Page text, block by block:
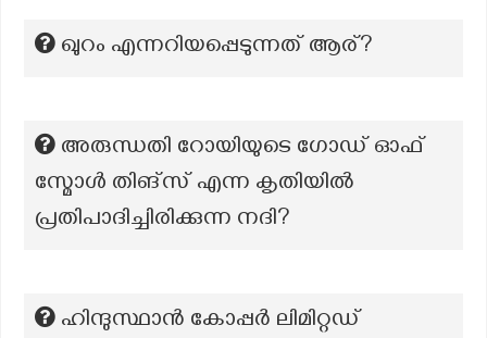
ഖുറം എന്നറിയപ്പെടുന്നത് ആര്?
അരുന്ധതി റോയിയുടെ ഗോഡ് ഓഫ്
സ്മോൾ തിങ്സ് എന്ന കൃതിയിൽ
പ്രതിപാദിച്ചിരിക്കുന്ന നദി?
ഹിന്ദുസ്ഥാൻ കോപ്പർ ലിമിറ്റഡ്